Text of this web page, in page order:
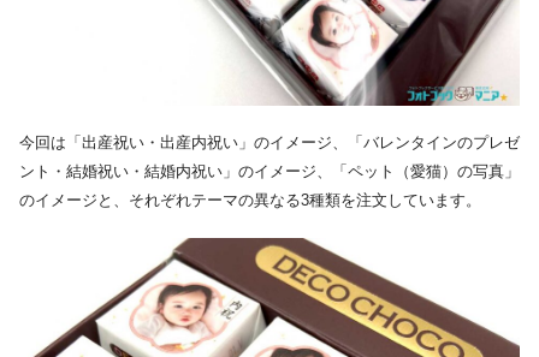
今回は「出産祝い・出産内祝い」のイメージ、「バレンタインのプレゼ
ント・結婚祝い・結婚内祝い」のイメージ、「ペット（愛猫）の写真」
のイメージと、それぞれテーマの異なる3種類を注文しています。